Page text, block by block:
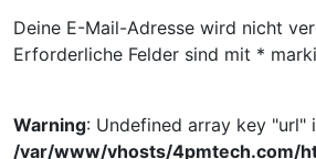
Deine E-Mail-Adresse wird nicht
Erforderliche Felder sind mit *
Warning: Undefined array key "url"
/var/www/vhosts/4pmtech.com/